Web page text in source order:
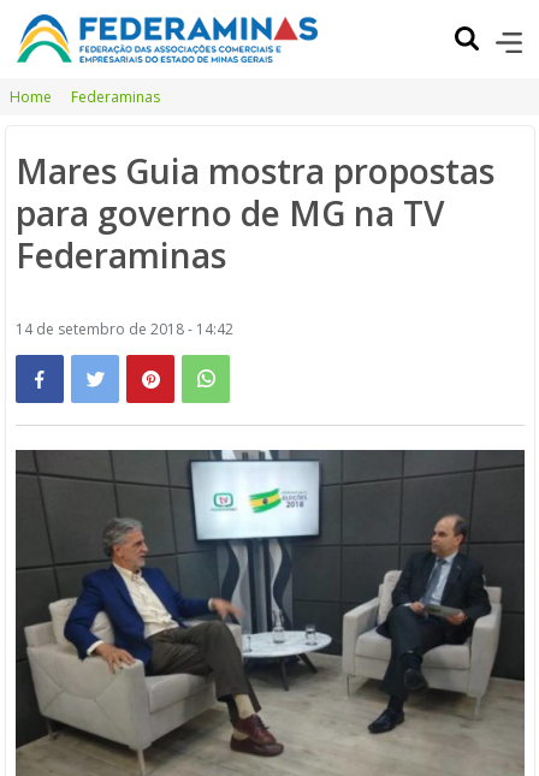
Home Federaminas
Mares Guia mostra propostas
para governo de MG na TV
Federaminas
14 de setembro de 2018 - 14:42